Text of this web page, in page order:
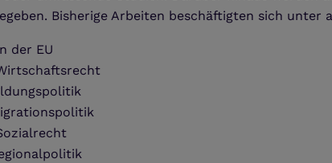
Bisherige Arbeiten beschäftigten sich unter
der EU